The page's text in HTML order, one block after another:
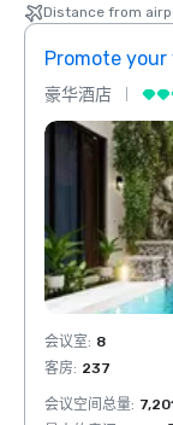
Distance from
Promote your
豪华酒店
会议室: 8
客房: 237
会议空间总量: